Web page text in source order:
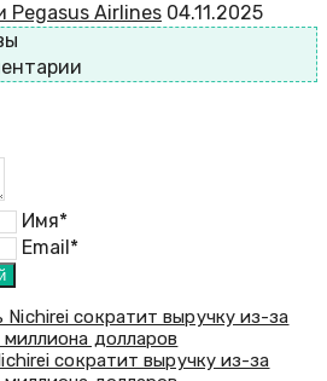
Pegasus Airlines 04.11.2025
Имя*
Email*
сократит выручку из-за